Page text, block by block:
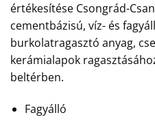
értékesítése Csongrád-
cementbázisú, víz- és
burkolatragasztó anyag,
kerámialapok
beltérben.
Fagyálló